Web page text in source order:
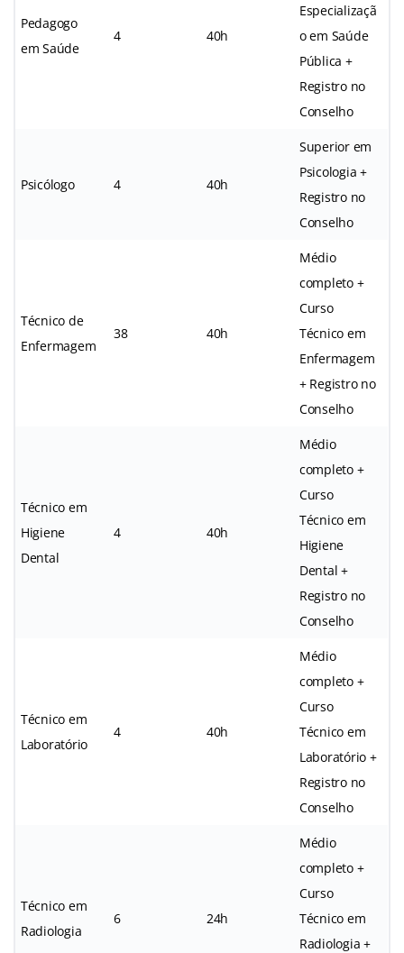
Pedagogo
em Saúde
4 40h
Especializaçã
o em Saúde
Pública +
Registro no
Conselho
Psicólogo 4 40h
Superior em
Psicologia +
Registro no
Conselho
Técnico de
Enfermagem
38 40h
Médio
completo +
Curso
Técnico em
Enfermagem
+ Registro no
Conselho
Técnico em
Higiene
Dental
4 40h
Médio
completo +
Curso
Técnico em
Higiene
Dental +
Registro no
Conselho
Técnico em
Laboratório
4 40h
Médio
completo +
Curso
Técnico em
Laboratório +
Registro no
Conselho
Técnico em
Radiologia
6 24h
Médio
completo +
Curso
Técnico em
Radiologia +